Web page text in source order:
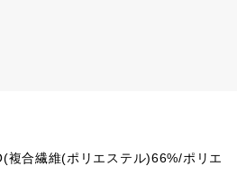
複合繊維(ポリエステル)66%/ポリエ